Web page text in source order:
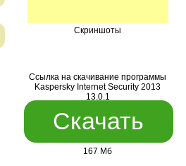
Скриншоты
Ссылка на скачивание программы
Kaspersky Internet Security 2013
13.0.1
Скачать
167 Мб